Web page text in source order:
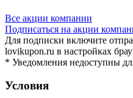
Все акции компании
Подписаться на акции
Для подписки включите
lovikupon.ru в настройках
* Уведомления недоступны
Условия